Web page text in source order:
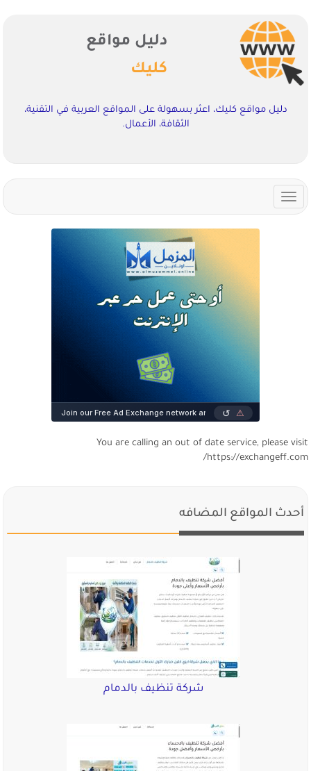
دليل مواقع
كليك
دليل مواقع كليك، اعثر بسهولة على المواقع العربية في التقنية،
الثقافة، الأعمال.
Toggle
navigation
You are calling an out of date service, please visit
https://exchangeff.com/
أحدث المواقع المضافه
شركة تنظيف بالدمام